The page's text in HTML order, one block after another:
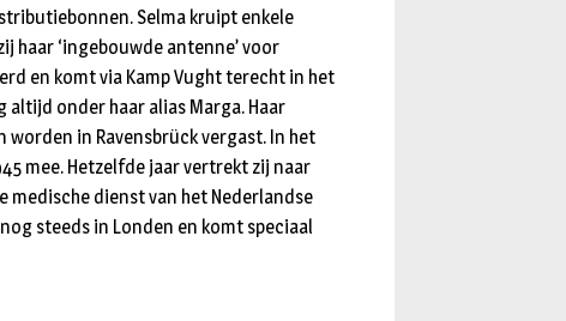
Selma kruipt enkele
haar ‘ingebouwde antenne’ voor
en komt via Kamp Vught terecht in het
altijd onder haar alias Marga. Haar
in Ravensbrück vergast. In het
mee. Hetzelfde jaar vertrekt zij naar
medische dienst van het Nederlandse
steeds in Londen en komt speciaal